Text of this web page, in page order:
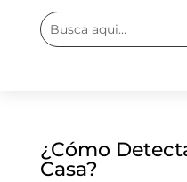
¿Cómo
Casa?